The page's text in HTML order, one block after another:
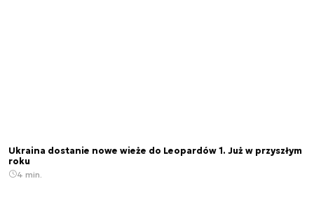
Ukraina dostanie nowe wieże do Leopardów 1. Już w przyszłym
roku
4 min.